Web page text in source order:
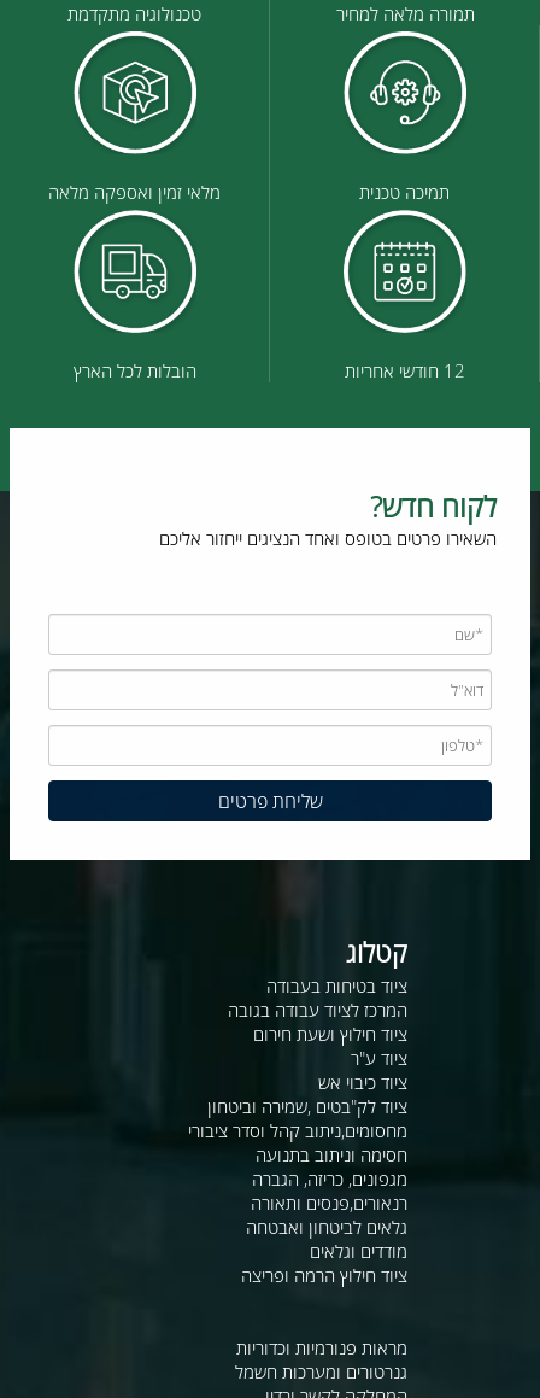
תמורה מלאה למחיר טכנולוגיה מתקדמת
תמיכה טכנית מלאי זמין ואספקה מלאה
12 חודשי אחריות הובלות לכל הארץ
לקוח חדש?
השאירו פרטים בטופס ואחד הנציגים ייחזור אליכם
קטלוג
ציוד בטיחות בעבודה
המרכז לציוד עבודה בגובה
ציוד חילוץ ושעת חירום
ציוד ע"ר
ציוד כיבוי אש
ציוד לק"בטים ,שמירה וביטחון
מחסומים,ניתוב קהל וסדר ציבורי
חסימה וניתוב בתנועה
מגפונים, כריזה, הגברה
רנאורים,פנסים ותאורה
גלאים לביטחון ואבטחה
מודדים וגלאים
ציוד חילוץ הרמה ופריצה
מראות פנורמיות וכדוריות
גנרטורים ומערכות חשמל